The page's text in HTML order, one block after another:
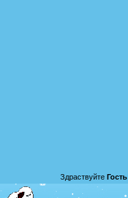
Здраствуйте Гость